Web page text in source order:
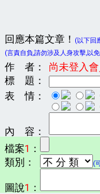
回應本篇文章！
(以下回
(言責自負,請勿涉及人身攻擊,以
作 者：
尚未登入
標 題：
表 情：
內 容：
檔案1 ：
類別：
(
圖說1 ：